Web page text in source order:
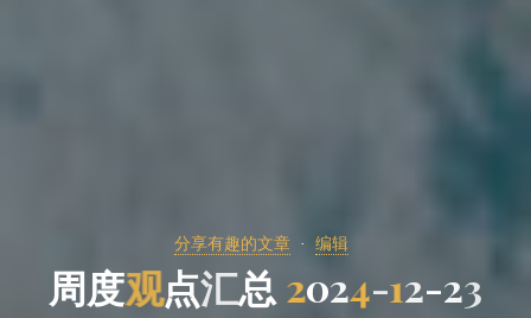
分享有趣的文章 编辑
周度观点汇总 2024-12-23